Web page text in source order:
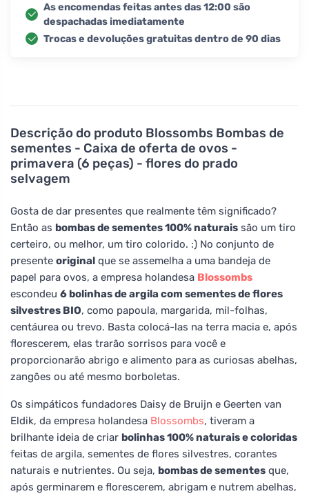
Descrição do produto Blossombs Bombas de
sementes - Caixa de oferta de ovos -
primavera (6 peças) - flores do prado
selvagem
Gosta de dar presentes que realmente têm significado?
Então as bombas de sementes 100% naturais são um tiro
certeiro, ou melhor, um tiro colorido. :) No conjunto de
presente original que se assemelha a uma bandeja de
papel para ovos, a empresa holandesa Blossombs
escondeu 6 bolinhas de argila com sementes de flores
silvestres BIO, como papoula, margarida, mil-folhas,
centáurea ou trevo. Basta colocá-las na terra macia e, após
florescerem, elas trarão sorrisos para você e
proporcionarão abrigo e alimento para as curiosas abelhas,
zangões ou até mesmo borboletas.
Os simpáticos fundadores Daisy de Bruijn e Geerten van
Eldik, da empresa holandesa Blossombs, tiveram a
brilhante ideia de criar bolinhas 100% naturais e coloridas
feitas de argila, sementes de flores silvestres, corantes
naturais e nutrientes. Ou seja, bombas de sementes que,
após germinarem e florescerem, abrigam e nutrem abelhas,
As encomendas feitas antes das 12:00 são
despachadas imediatamente
Trocas e devoluções gratuitas dentro de 90 dias